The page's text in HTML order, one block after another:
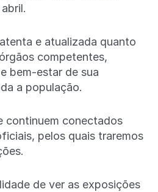
e atualizada quanto
competentes,
bem-estar de sua
a população.
continuem conectados
pelos quais traremos
de ver as exposições